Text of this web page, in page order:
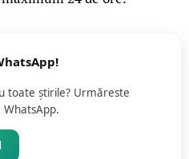
toate știrile? Urmăreste
WhatsApp.